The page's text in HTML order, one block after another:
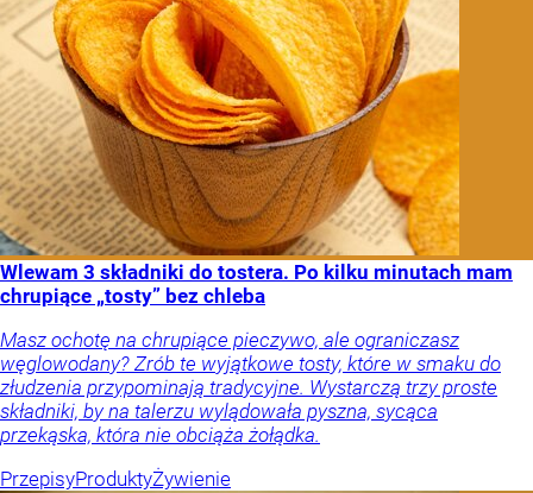
Wlewam 3 składniki do tostera. Po kilku minutach mam
chrupiące „tosty” bez chleba
Masz ochotę na chrupiące pieczywo, ale ograniczasz
węglowodany? Zrób te wyjątkowe tosty, które w smaku do
złudzenia przypominają tradycyjne. Wystarczą trzy proste
składniki, by na talerzu wylądowała pyszna, sycąca
przekąska, która nie obciąża żołądka.
PrzepisyProduktyŻywienie